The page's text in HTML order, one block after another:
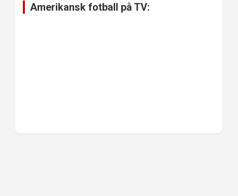
Amerikansk fotball på TV: